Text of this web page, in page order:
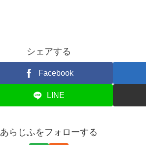
シェアする
Facebook
LINE
あらじふをフォローする